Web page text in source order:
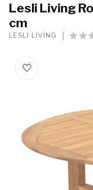
Lesli Living
cm
LESLI LIVING